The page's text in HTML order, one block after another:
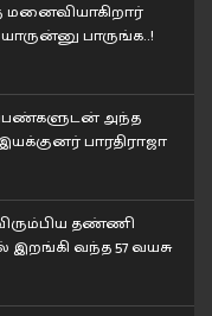
மனைவியாகிறார்
பாருங்க..!
பெண்களுடன் அந்த
பாரதிராஜா
தண்ணி
இறங்கி வந்த 57 வயசு